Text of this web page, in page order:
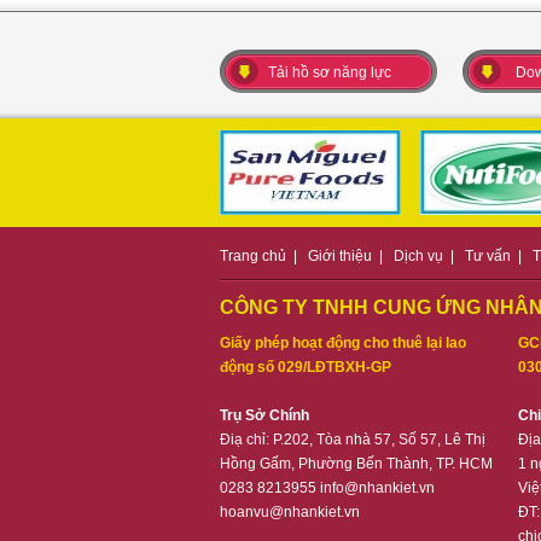
Tải hồ sơ năng lực
Trang chủ Giới thiệu Dịch vụ Tư vấn
CÔNG TY TNHH CUNG ỨNG
Giấy phép hoạt động cho thuê lại lao
động số 029/LĐTBXH-GP
Trụ Sở Chính
Điạ chỉ: P.202, Tòa nhà 57, Số 57, Lê Thị
Hồng Gấm, Phường Bến Thành, TP. HCM
0283 8213955 info@nhankiet.vn
hoanvu@nhankiet.vn
1